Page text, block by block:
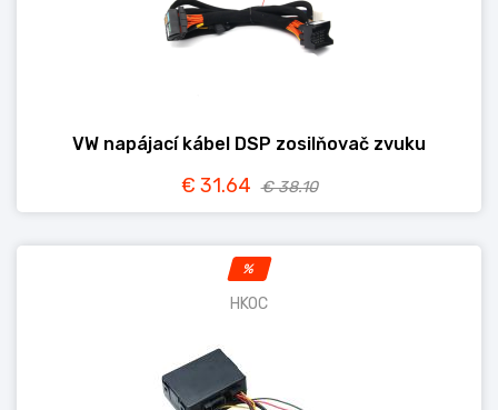
VW napájací kábel DSP zosilňovač zvuku
€ 31.64 € 38.10
%
HKOC